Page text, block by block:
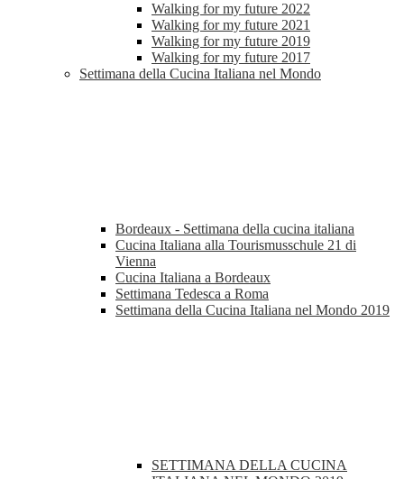
Walking for my future 2022
Walking for my future 2021
Walking for my future 2019
Walking for my future 2017
Settimana della Cucina Italiana nel Mondo
Bordeaux - Settimana della cucina italiana
Cucina Italiana alla Tourismusschule 21 di
Vienna
Cucina Italiana a Bordeaux
Settimana Tedesca a Roma
Settimana della Cucina Italiana nel Mondo 2019
SETTIMANA DELLA CUCINA